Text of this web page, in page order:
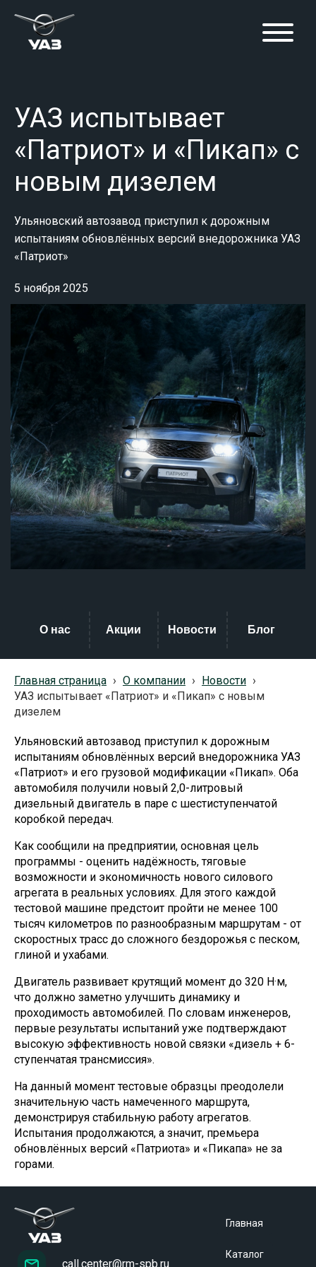
УАЗ испытывает
«Патриот» и «Пикап» с
новым дизелем
Ульяновский автозавод приступил к дорожным
испытаниям обновлённых версий внедорожника УАЗ
«Патриот»
5 ноября 2025
О нас Акции Новости Блог
Главная страница › О компании › Новости ›
УАЗ испытывает «Патриот» и «Пикап» с новым
дизелем
Ульяновский автозавод приступил к дорожным
испытаниям обновлённых версий внедорожника УАЗ
«Патриот» и его грузовой модификации «Пикап». Оба
автомобиля получили новый 2,0-литровый
дизельный двигатель в паре с шестиступенчатой
коробкой передач.
Как сообщили на предприятии, основная цель
программы - оценить надёжность, тяговые
возможности и экономичность нового силового
агрегата в реальных условиях. Для этого каждой
тестовой машине предстоит пройти не менее 100
тысяч километров по разнообразным маршрутам - от
скоростных трасс до сложного бездорожья с песком,
глиной и ухабами.
Двигатель развивает крутящий момент до 320 Н·м,
что должно заметно улучшить динамику и
проходимость автомобилей. По словам инженеров,
первые результаты испытаний уже подтверждают
высокую эффективность новой связки «дизель + 6-
ступенчатая трансмиссия».
На данный момент тестовые образцы преодолели
значительную часть намеченного маршрута,
демонстрируя стабильную работу агрегатов.
Испытания продолжаются, а значит, премьера
обновлённых версий «Патриота» и «Пикапа» не за
горами.
call.center@rm-spb.ru
Главная
Каталог